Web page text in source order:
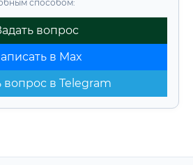
способом:
вопрос
в Max
вопрос в Telegram